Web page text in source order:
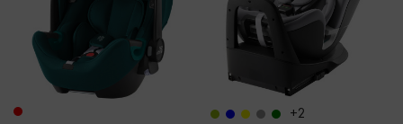
+2